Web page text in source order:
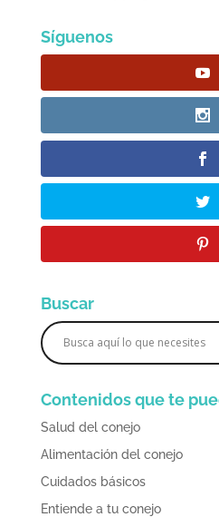
Síguenos
Buscar
Contenidos que te
Salud del conejo
Alimentación del conejo
Cuidados básicos
Entiende a tu conejo